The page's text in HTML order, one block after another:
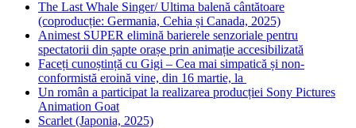
The Last Whale Singer/ Ultima balenă cântătoare
(coproducție: Germania, Cehia și Canada, 2025)
Animest SUPER elimină barierele senzoriale pentru
spectatorii din șapte orașe prin animație accesibilizată
Faceți cunoștință cu Gigi – Cea mai simpatică și non-
conformistă eroină vine, din 16 martie, la
Un român a participat la realizarea producției Sony Pictures
Animation Goat
Scarlet (Japonia, 2025)